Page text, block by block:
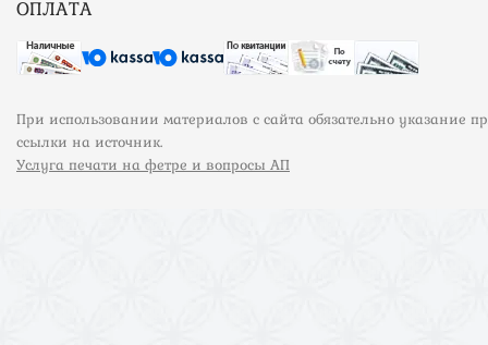
ОПЛАТА
При использовании материалов с сайта обязательно указание
ссылки на источник.
Услуга печати на фетре и вопросы АП